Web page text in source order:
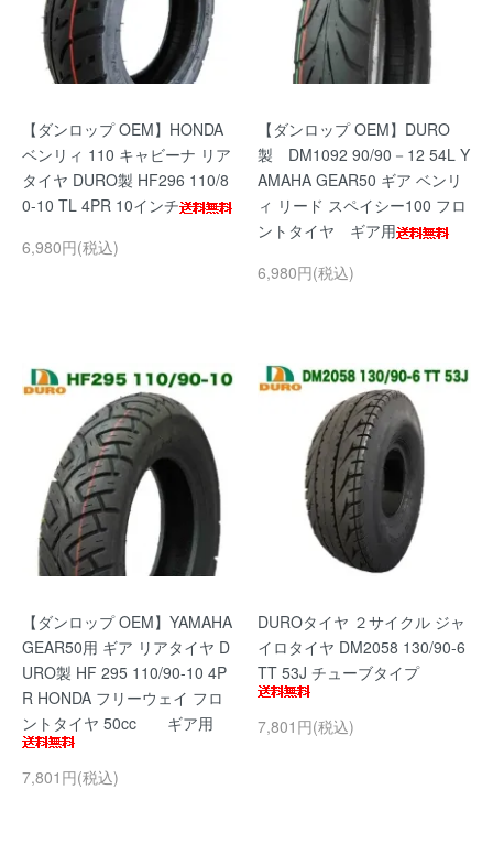
【ダンロップ OEM】HONDA
ベンリィ 110 キャビーナ リア
タイヤ DURO製 HF296 110/8
0-10 TL 4PR 10インチ
6,980円(税込)
【ダンロップ OEM】DURO
製 DM1092 90/90－12 54L Y
AMAHA GEAR50 ギア ベンリ
ィ リード スペイシー100 フロ
ントタイヤ ギア用
6,980円(税込)
【ダンロップ OEM】YAMAHA
GEAR50用 ギア リアタイヤ D
URO製 HF 295 110/90-10 4P
R HONDA フリーウェイ フロ
ントタイヤ 50cc ギア用
7,801円(税込)
DUROタイヤ ２サイクル ジャ
イロタイヤ DM2058 130/90-6
TT 53J チューブタイプ
7,801円(税込)